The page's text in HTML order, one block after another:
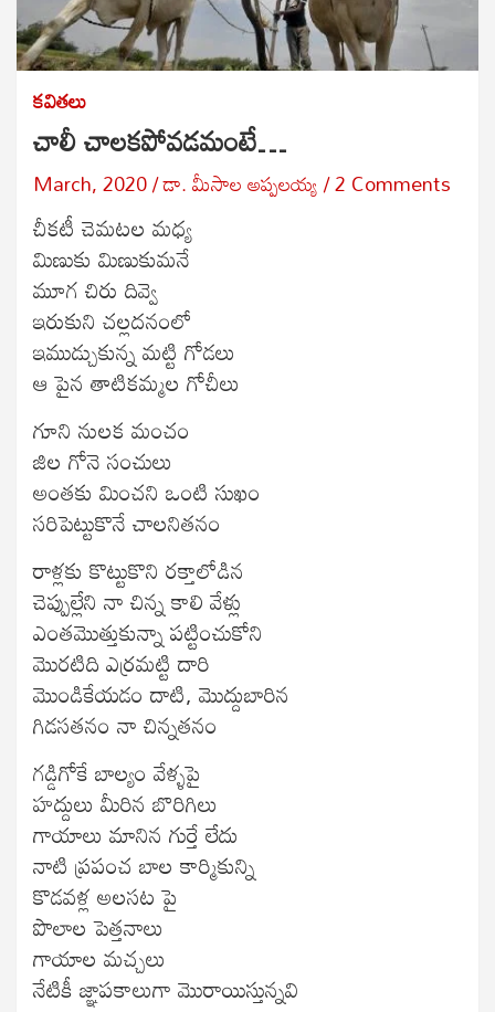
కవితలు
చాలీ చాలకపోవడమంటే…
March, 2020 డా. మీసాల అప్పలయ్య 2 Comments
చీకటీ చెమటల మధ్య
మిణుకు మిణుకుమనే
మూగ చిరు దివ్వె
ఇరుకుని చల్లదనంలో
ఇముడ్చుకున్న మట్టి గోడలు
ఆ పైన తాటికమ్మల గోచీలు
గూని నులక మంచం
జిల గోనె సంచులు
అంతకు మించని ఒంటి సుఖం
సరిపెట్టుకొనే చాలనితనం
రాళ్లకు కొట్టుకొని రక్తాలోడిన
చెప్పుల్లేని నా చిన్న కాలి వేళ్లు
ఎంతమొత్తుకున్నా పట్టించుకోని
మొరటిది ఎర్రమట్టి దారి
మొండికేయడం దాటి, మొద్దుబారిన
గిడసతనం నా చిన్నతనం
గడ్డిగోకే బాల్యం వేళ్ళపై
హద్దులు మీరిన బొరిగిలు
గాయాలు మానిన గుర్తే లేదు
నాటి ప్రపంచ బాల కార్మికున్ని
కొడవళ్ల అలసట పై
పొలాల పెత్తనాలు
గాయాల మచ్చలు
నేటికీ జ్ఞాపకాలుగా మొరాయిస్తున్నవి